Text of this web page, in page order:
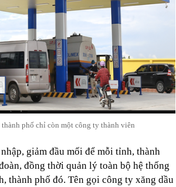
phố chỉ còn một công ty thành viên
giảm đầu mối để mỗi tỉnh, thành
đồng thời quản lý toàn bộ hệ thống
thành phố đó. Tên gọi công ty xăng dầu